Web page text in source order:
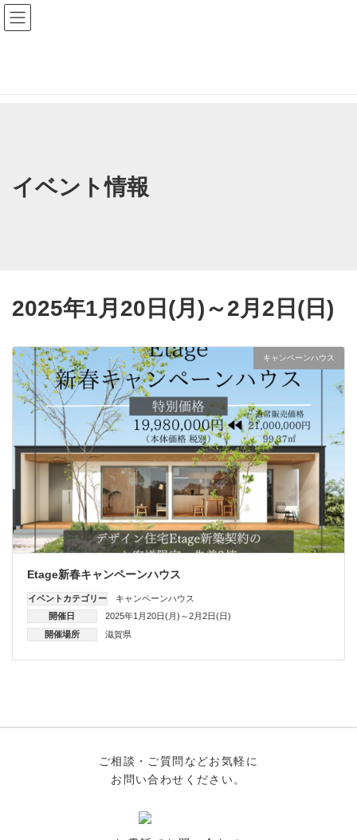
コ
ン
テ
ス
ナ
ビ
ゲ
ン
イベント情報
2025年1月20日(月)～2月2日(日)
キャンペーンハウス
Etage新春キャンペーンハウス
イベントカテゴリー
キャンペーンハウス
開催日
2025年1月20日(月)～2月2日(日)
開催場所
滋賀県
ご相談・ご質問などお気軽に
お問い合わせください。